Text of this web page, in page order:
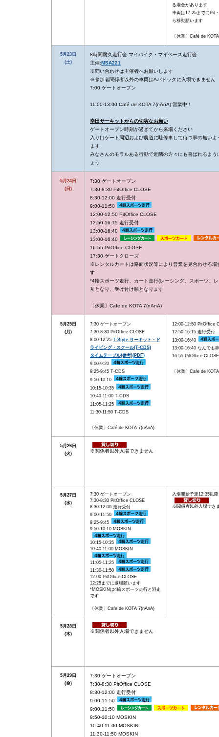
る場合があります
車両は17:25までにPit
ら移動願います
〔休業〕Café de
5月23日
(土)
8時間耐久走行会 マイバイク・マイペース走行会
主催:MSA221
※問い合わせは主催者へお願いします
※参加者関係者以外の車両はAパドックに入場できません
7:00 ゲートオープン
11:00-13:00 Café de KOTA 7(nAnA) 営業中！
幸田サーキットからの切実なお願い
ゲートオープン時刻が過ぎてから来場ください
入り口ゲート周辺および農道に駐停車して待つ事の無いよ
ます
みなさんのモラルある行動で近隣の方々にも喜ばれるよう
ょう
5月24日
(日)
7:30 ゲートオープン
7:30-8:30 PitOffice CLOSE
8:30-12:00 走行受付
9:00-11:50
12:00-12:50 PitOffice CLOSE
12:50-16:15 走行受付
13:00-16:40
13:00-16:40
16:55 PitOffice CLOSE
17:30 ゲートクローズ
※レンタルカートは路面状況等により営業を見合わせる場
す
*4輪スポーツ走行、カート走行(レーシング、スポーツ、
互となり、受け付け順となります
〔休業〕Cafe de KOTA 7(nAnA)
5月25日
(月)
7:30 ゲートオープン
7:30-8:30 PitOffice CLOSE
8:00-12:25 T-Style サーキット・ド
ライビング・スクール(T-CDS)
タイムテーブル(参考)(PDF)
9:00-9:20
9:25-9:45 T-CDS
9:50-10:10
10:15-10:35
10:40-11:00 T-CDS
11:05-11:25
11:30-11:50 T-CDS
〔休業〕Café de KOTA 7(nAnA)
12:00-12:50 PitOffice
12:50-16:15 走行受付
13:00-16:40
13:00-16:40 なんでも枠
16:55 PitOffice CLOSE
〔休業〕Cafe de
5月26日
(火)
※関係者以外入場できません
5月27日
(水)
7:30 ゲートオープン
7:30-8:30 PitOffice CLOSE
8:30-12:00 走行受付
9:00-11:50
9:25-9:45
9:50-10:10 MOSKIN
10:15-10:35
10:40-11:00 MOSKIN
11:05-11:25
11:30-11:50
12:00 PitOffice CLOSE
12:25までに退場願います
*MOSKINは4輪スポーツ走行と混走
です
〔休業〕Cafe de KOTA 7(nAnA)
入場開始予定12:35以降
※関係者以外入場でき
5月28日
(木)
※関係者以外入場できません
5月29日
(金)
7:30 ゲートオープン
7:30-8:30 PitOffice CLOSE
8:30-12:00 走行受付
9:00-11:50
9:00₋11:50
9:50-10:10 MOSKIN
10:40-11:00 MOSKIN
11:30-11:50 MOSKIN